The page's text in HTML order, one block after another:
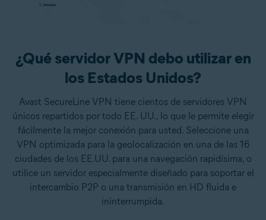
¿Qué servidor VPN debo utilizar en
los Estados Unidos?
Avast SecureLine VPN tiene cientos de servidores VPN
únicos repartidos por todo EE. UU., lo que le permite elegir
fácilmente la mejor conexión para usted. Seleccione una
VPN optimizada para la geolocalización en una de las 16
ciudades de los EE.UU. para una navegación rapidísima, o
utilice un servidor especialmente diseñado para soportar el
intercambio P2P o una transmisión en HD fluida e
ininterrumpida.